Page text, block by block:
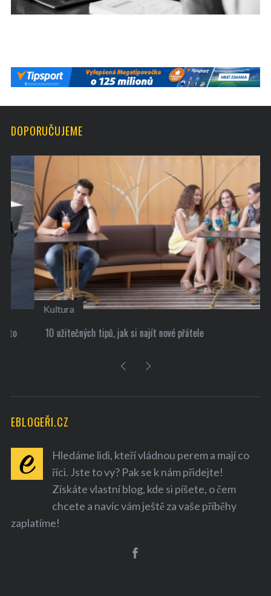
DOPORUČUJEME
Kultura
10 užitečných tipů, jak si najít nové přátele
EBLOGEŘI.CZ
Hledáme lidi, kteří vládnou perem a mají co
říci. Jste to vy? Pak se k nám přidejte!
Získáte vlastní blog, kde si píšete, o čem
chcete a navíc vám ještě za vaše příběhy
zaplatíme!